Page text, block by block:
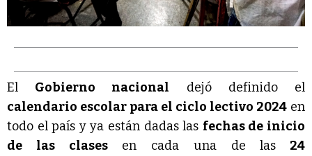
El Gobierno nacional dejó definido el
calendario escolar para el ciclo lectivo 2024 en
todo el país y ya están dadas las fechas de inicio
de las clasesen cada una de las 24